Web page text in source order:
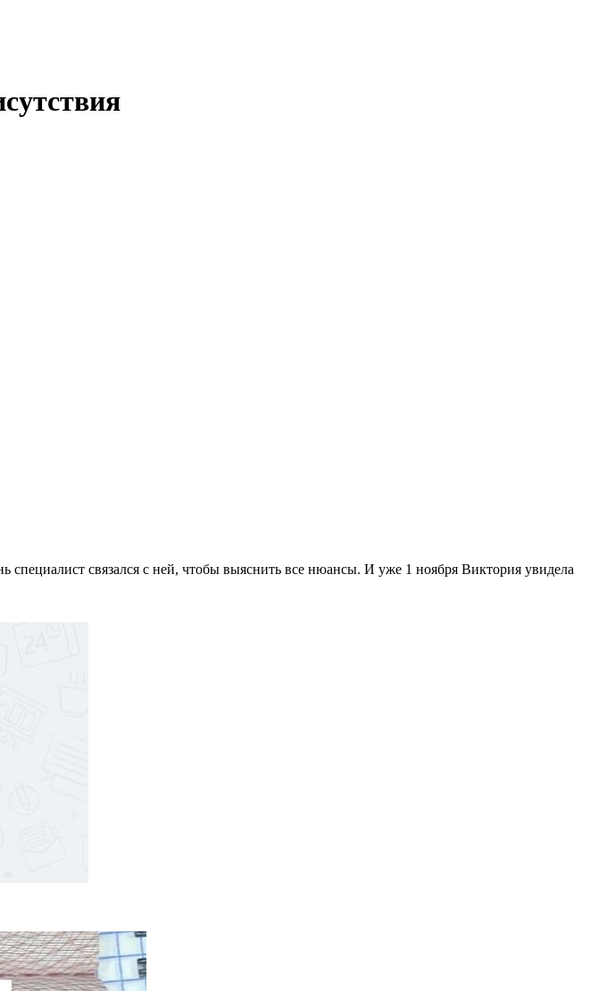
связался с ней, чтобы выяснить все нюансы. И уже 1 ноября Виктория увидела